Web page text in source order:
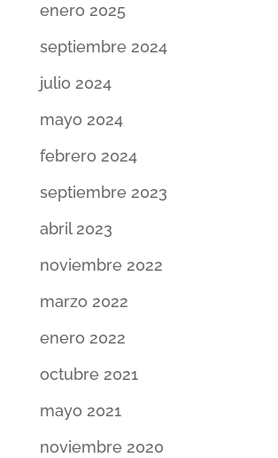
enero 2025
septiembre 2024
julio 2024
mayo 2024
febrero 2024
septiembre 2023
abril 2023
noviembre 2022
marzo 2022
enero 2022
octubre 2021
mayo 2021
noviembre 2020